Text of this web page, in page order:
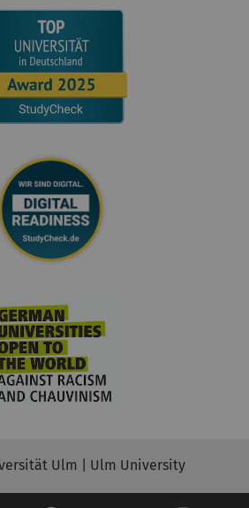
Ulm | Ulm University